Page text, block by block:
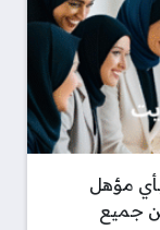
مؤهل
من جميع